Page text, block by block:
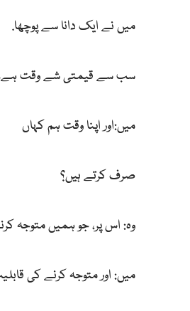
میں نے ایک دانا سے پوچھا.
سب سے قیمتی شے وقت
میں:اور اپنا وقت ہم کہاں
صرف کرتے ہیں؟
وہ: اس پر، جو ہمیں متوجہ
میں: اور متوجہ کرنے کی